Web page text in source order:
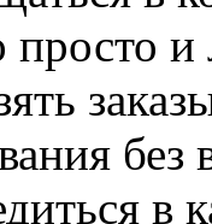
просто
в